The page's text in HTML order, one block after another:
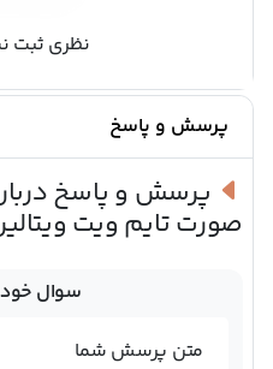
نظری ثبت
پرسش و پاسخ
پرسش و پاسخ
صورت تایم ویت
سوال خود
متن پرسش شما